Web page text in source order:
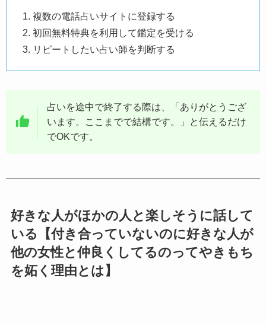
複数の電話占いサイトに登録する
初回無料特典を利用して鑑定を受ける
リピートしたい占い師を判断する
占いを途中で終了する際は、「ありがとうござ
います。ここまでで結構です。」と伝えるだけ
でOKです。
好きな人がほかの人と楽しそうに話して
いる【付き合っていないのに好きな人が
他の女性と仲良くしてるのってやきもち
を妬く理由とは】